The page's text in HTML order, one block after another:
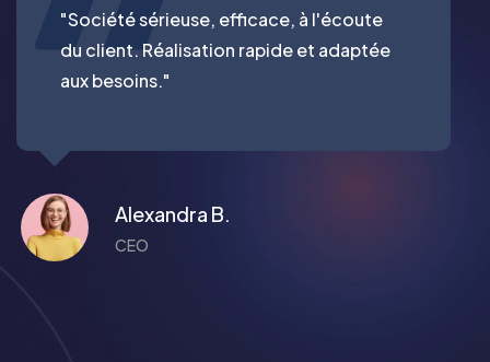
"Société sérieuse, efficace, à l'écoute
du client. Réalisation rapide et adaptée
aux besoins."
Alexandra B.
CEO